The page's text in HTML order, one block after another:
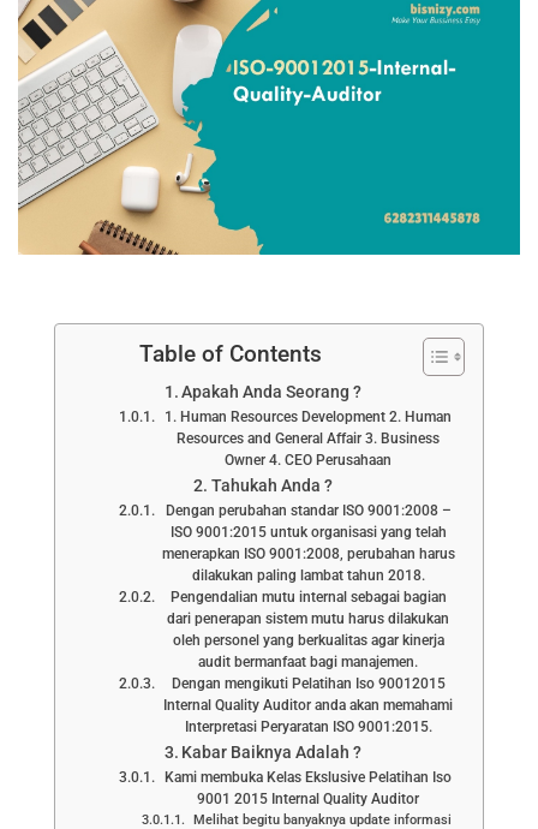
Table of Contents
Apakah Anda Seorang ?
1. Human Resources Development 2. Human
Resources and General Affair 3. Business
Owner 4. CEO Perusahaan
Tahukah Anda ?
Dengan perubahan standar ISO 9001:2008 –
ISO 9001:2015 untuk organisasi yang telah
menerapkan ISO 9001:2008, perubahan harus
dilakukan paling lambat tahun 2018.
Pengendalian mutu internal sebagai bagian
dari penerapan sistem mutu harus dilakukan
oleh personel yang berkualitas agar kinerja
audit bermanfaat bagi manajemen.
Dengan mengikuti Pelatihan Iso 90012015
Internal Quality Auditor anda akan memahami
Interpretasi Peryaratan ISO 9001:2015.
Kabar Baiknya Adalah ?
Kami membuka Kelas Ekslusive Pelatihan Iso
9001 2015 Internal Quality Auditor
Melihat begitu banyaknya update informasi